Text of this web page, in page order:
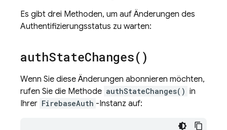
Es gibt drei Methoden, um auf Änderungen des
Authentifizierungsstatus zu warten:
authStateChanges()
Wenn Sie diese Änderungen abonnieren möchten,
rufen Sie die Methode authStateChanges() in
Ihrer FirebaseAuth -Instanz auf: